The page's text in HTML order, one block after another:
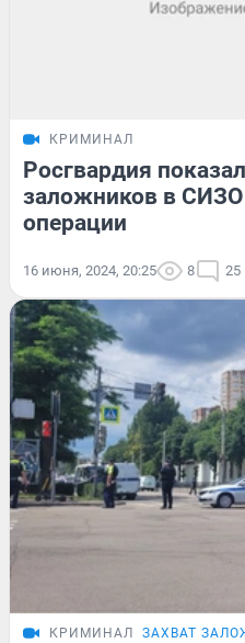
КРИМИНАЛ
Росгвардия
заложников в
операции
16 июня, 2024, 20:25 8 25
КРИМИНАЛ ЗАХВАТ